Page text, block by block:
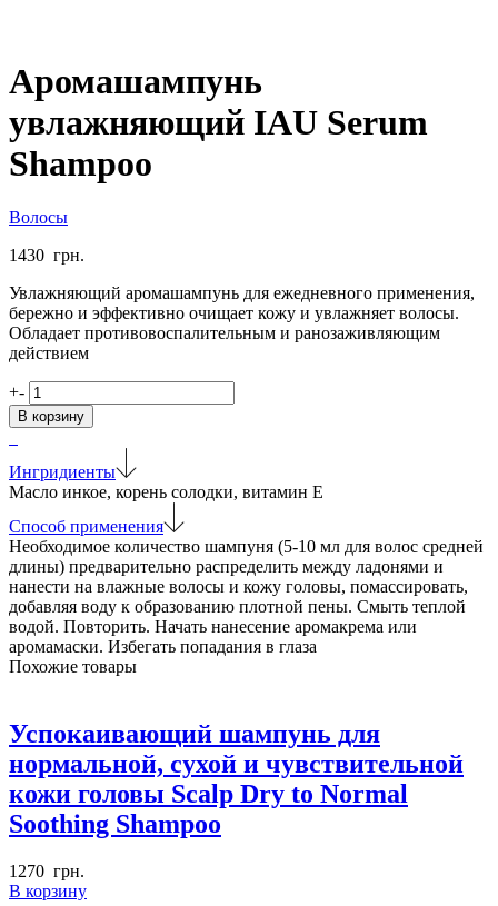
Аромашампунь
увлажняющий IAU Serum
Shampoo
Волосы
1430 грн.
Увлажняющий аромашампунь для ежедневного применения,
бережно и эффективно очищает кожу и увлажняет волосы.
Обладает противовоспалительным и ранозаживляющим
действием
+- Количество
товара
Аромашампунь
увлажняющий
IAU
Serum
В корзину
Ингридиенты
Масло инкое, корень солодки, витамин Е
Способ применения
Необходимое количество шампуня (5-10 мл для волос средней
длины) предварительно распределить между ладонями и
нанести на влажные волосы и кожу головы, помассировать,
добавляя воду к образованию плотной пены. Смыть теплой
водой. Повторить. Начать нанесение аромакрема или
аромамаски. Избегать попадания в глаза
Похожие товары
Успокаивающий шампунь для
нормальной, сухой и чувствительной
кожи головы Scalp Dry to Normal
Soothing Shampoo
1270 грн.
В корзину